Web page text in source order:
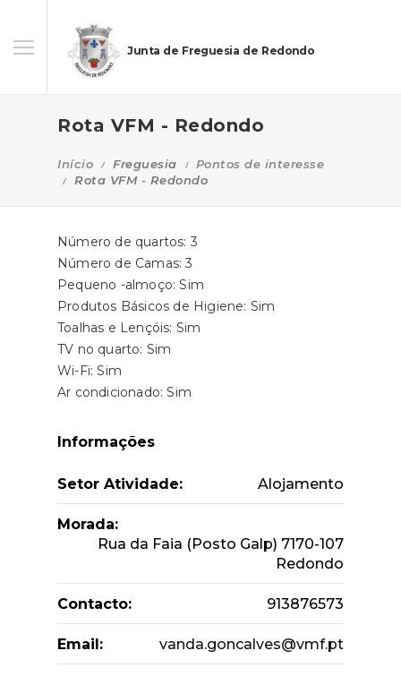
Junta de Freguesia de Redondo
Rota VFM - Redondo
Início Freguesia
Pontos de interesse
Rota VFM - Redondo
Número de quartos: 3
Número de Camas: 3
Pequeno -almoço: Sim
Produtos Básicos de Higiene: Sim
Toalhas e Lençóis: Sim
TV no quarto: Sim
Wi-Fi: Sim
Ar condicionado: Sim
Informações
Setor Atividade: Alojamento
Morada:
Rua da Faia (Posto Galp) 7170-107
Redondo
Contacto: 913876573
Email: vanda.goncalves@vmf.pt